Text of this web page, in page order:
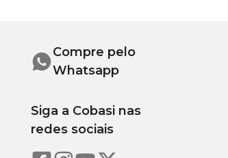
Compre pelo
Whatsapp
Siga a Cobasi nas
redes sociais